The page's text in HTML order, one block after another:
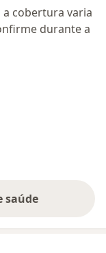
a cobertura varia
durante a
saúde